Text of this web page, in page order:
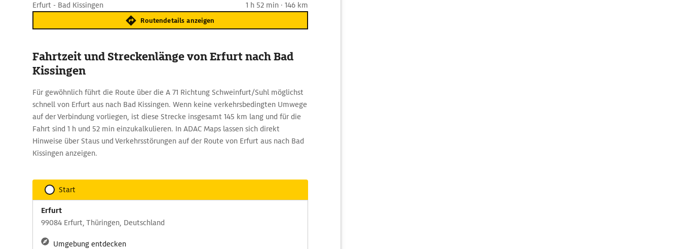
Erfurt - Bad Kissingen 1 h 52 min · 146 km
Routendetails anzeigen
Fahrtzeit und Streckenlänge von Erfurt nach Bad
Kissingen
Für gewöhnlich führt die Route über die A 71 Richtung Schweinfurt/Suhl möglichst
schnell von Erfurt aus nach Bad Kissingen. Wenn keine verkehrsbedingten Umwege
auf der Verbindung vorliegen, ist diese Strecke insgesamt 145 km lang und für die
Fahrt sind 1 h und 52 min einzukalkulieren. In ADAC Maps lassen sich direkt
Hinweise über Staus und Verkehrsstörungen auf der Route von Erfurt aus nach Bad
Kissingen anzeigen.
Start
Erfurt
99084 Erfurt, Thüringen, Deutschland
Umgebung entdecken